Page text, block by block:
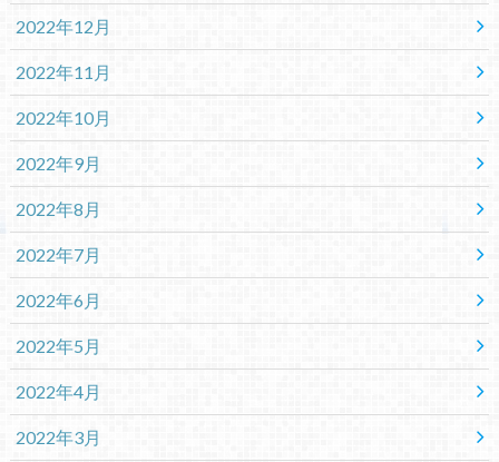
2022年12月
2022年11月
2022年10月
2022年9月
2022年8月
2022年7月
2022年6月
2022年5月
2022年4月
2022年3月